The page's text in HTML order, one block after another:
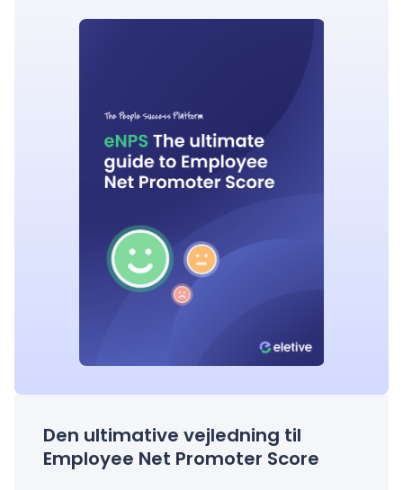
Den ultimative vejledning til
Employee Net Promoter Score